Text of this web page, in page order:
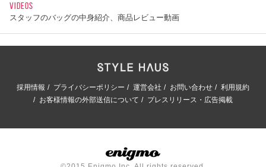
VIDEOS
スタッフのバッグの中身紹介、商品レビュー動画
採用情報 プライバシーポリシー 運営会社 お問い合わせ
利用規約
お客様情報の外部送信について
プレスリリース・広告掲載